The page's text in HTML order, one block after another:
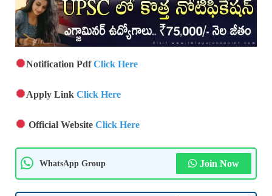
Notification PdfClick Here
Apply LinkClick Here
Official WebsiteClick Here
WhatsApp Group Join Now